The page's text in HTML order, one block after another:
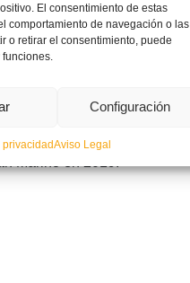
El consentimiento de estas
comportamiento de navegación o las
o retirar el consentimiento, puede
Configuración
privacidadAviso Legal
segundo, aunque el
partido. Con dos
la Selección Sub-21
Marino en 2019.